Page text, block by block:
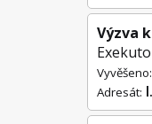
Výzva
Vyvěšeno:
Adresát: